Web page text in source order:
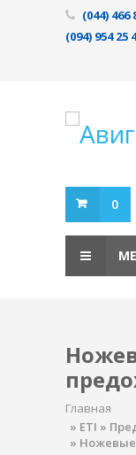
(044) 466
(094) 954 25
0
Главная
» ETI »
»